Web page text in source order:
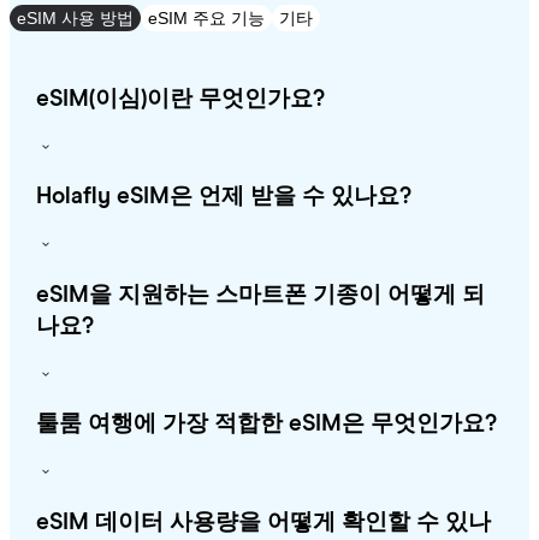
eSIM 사용 방법 eSIM 주요 기능 기타
eSIM(이심)이란 무엇인가요?
Holafly eSIM은 언제 받을 수 있나요?
eSIM을 지원하는 스마트폰 기종이 어떻게 되
나요?
툴룸 여행에 가장 적합한 eSIM은 무엇인가요?
eSIM 데이터 사용량을 어떻게 확인할 수 있나